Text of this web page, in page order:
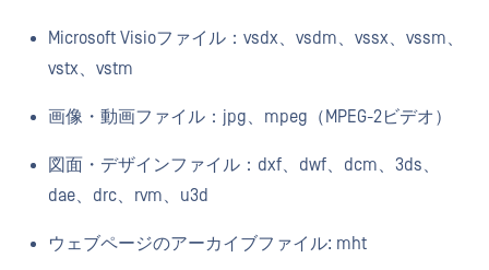
Microsoft Visioファイル：vsdx、vsdm、vssx、vssm、
vstx、vstm
画像・動画ファイル：jpg、mpeg（MPEG-2ビデオ）
図面・デザインファイル：dxf、dwf、dcm、3ds、
dae、drc、rvm、u3d
ウェブページのアーカイブファイル: mht